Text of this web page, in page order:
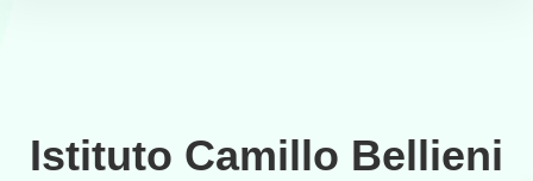
Istituto Camillo Bellieni